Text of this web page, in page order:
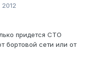
придется СТО
бортовой сети или от